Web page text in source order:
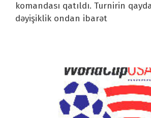
komandası qatıldı. Turnirin
dəyişiklik ondan ibarət